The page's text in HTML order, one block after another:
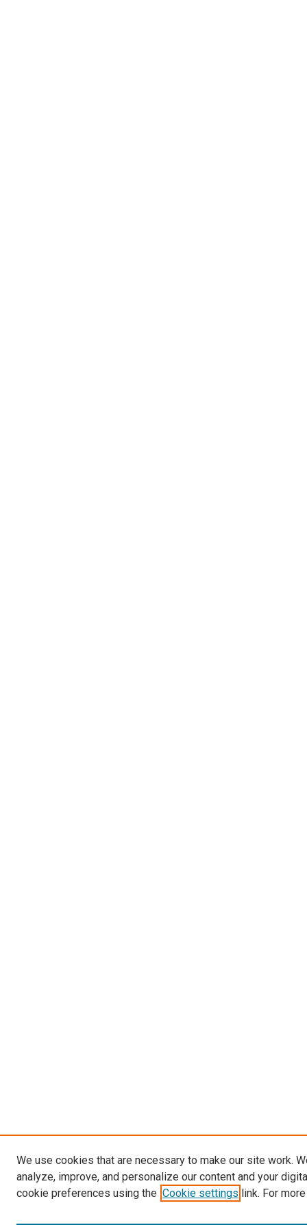
We use cookies that are necessary to make our site work.
analyze, improve, and personalize our content and your
cookie preferences using the Cookie settings link. For